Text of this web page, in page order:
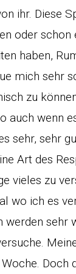
ihr. Diese
oder
haben,
mich sehr
zu
auch wenn
sehr, sehr
Art des
vieles zu
wo ich es
werden sehr
Doch